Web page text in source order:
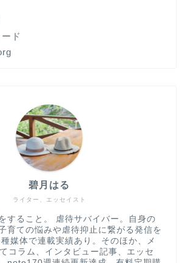
ド
ライター、エッセイスト
碧月はる
すること。 虐待サバイバー。自身の
育ての悩みや虐待抑止に繋がる発信を
媒体で連載実績あり。そのほか、メ
コラム、インタビュー記事、エッセ